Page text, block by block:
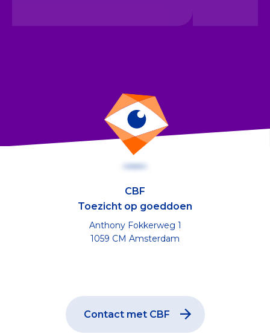
CBF
Toezicht op goeddoen
Anthony Fokkerweg 1
1059 CM Amsterdam
Contact met CBF